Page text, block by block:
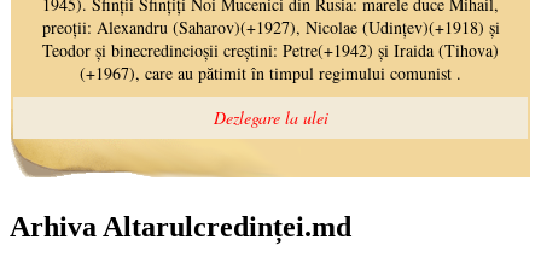
Arhiva Altarulcredinței.md